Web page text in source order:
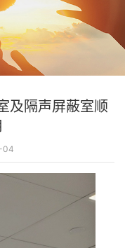
及隔声屏蔽室顺
04